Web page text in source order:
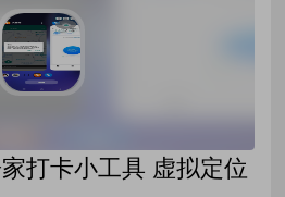
打卡小工具 虚拟定位